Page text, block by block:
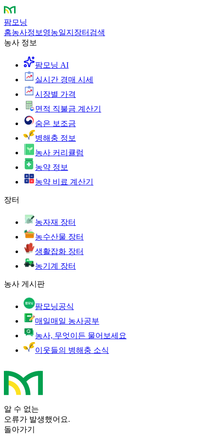
팜모닝
홈농사정보 영농일지 장터 검색
농사 정보
팜모닝 AI
실시간 경매 시세
시장별 가격
면적 직불금 계산기
숨은 보조금
병해충 정보
농사 커리큘럼
농약 정보
농약 비료 계산기
장터
농자재 장터
농수산물 장터
생활잡화 장터
농기계 장터
농사 게시판
팜모닝공식
매일매일 농사공부
농사, 무엇이든 물어보세요
이웃들의 병해충 소식
알 수 없는
오류가 발생했어요.
돌아가기